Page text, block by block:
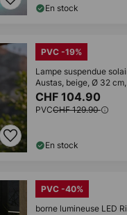
En stock
PVC -19%
Lampe suspendue
Austas, beige, Ø 32
CHF 104.90
PVCCHF 129.90
En stock
PVC -40%
borne lumineuse LED